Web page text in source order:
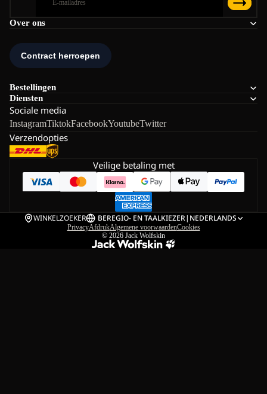
Over ons
Bestellingen
Diensten
Sociale media
InstagramTiktokFacebookYoutubeTwitter
Verzendopties
Veilige betaling met
WINKELZOEKER BEREGIO- EN TAALKIEZER| NEDERLANDS
PrivacyAfdrukAlgemene voorwaardenCookies
© 2026 Jack Wolfskin